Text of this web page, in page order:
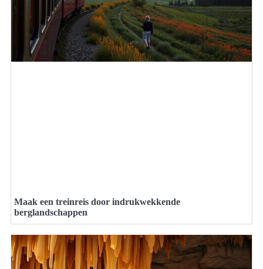
Maak een treinreis door indrukwekkende
berglandschappen